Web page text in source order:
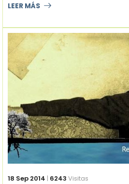
LEER MÁS
18 Sep 2014 | 6243 Visitas